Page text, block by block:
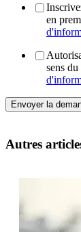
en
sens
Autres